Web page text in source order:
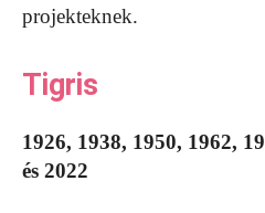
projekteknek.
Tigris
1926, 1938, 1950, 1962,
és 2022